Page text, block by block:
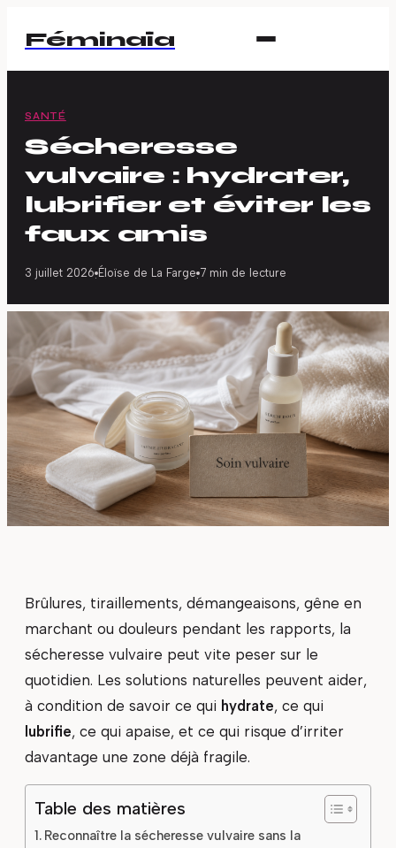
Féminaïa
SANTÉ
Sécheresse
vulvaire : hydrater,
lubrifier et éviter les
faux amis
3 juillet 2026· Éloïse de La Farge·7 min de lecture
Brûlures, tiraillements, démangeaisons, gêne en
marchant ou douleurs pendant les rapports, la
sécheresse vulvaire peut vite peser sur le
quotidien. Les solutions naturelles peuvent aider,
à condition de savoir ce qui hydrate, ce qui
lubrifie, ce qui apaise, et ce qui risque d’irriter
davantage une zone déjà fragile.
Table des matières
Reconnaître la sécheresse vulvaire sans la